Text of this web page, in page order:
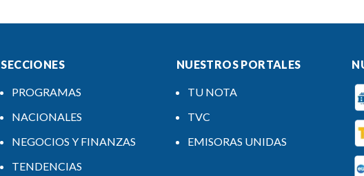
SECCIONES
PROGRAMAS
NACIONALES
NEGOCIOS Y FINANZAS
TENDENCIAS
NUESTROS PORTALES
TU NOTA
TVC
EMISORAS UNIDAS